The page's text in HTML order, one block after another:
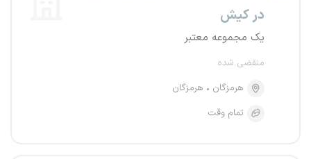
در کیش
یک مجموعه معتبر
منقضی شده
هرمزگان
هرمزگان
تمام وقت